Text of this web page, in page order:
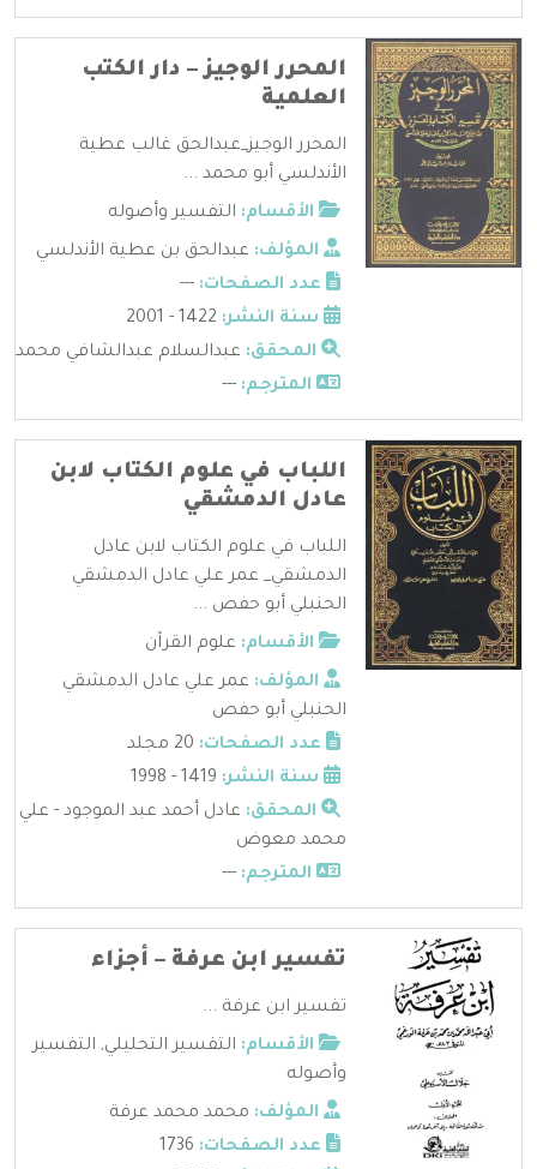
المحرر الوجيز – دار الكتب
العلمية
المحرر الوجيز_عبدالحق غالب عطية
الأندلسي أبو محمد ...
الأقسام: التفسير وأصوله
المؤلف: عبدالحق بن عطية الأندلسي
عدد الصفحات: ---
سنة النشر:
المحقق: عبدالسلام عبدالشافي محمد
المترجم: ---
اللباب في علوم الكتاب لابن
عادل الدمشقي
اللباب في علوم الكتاب لابن عادل
الدمشقي_ عمر علي عادل الدمشقي
الحنبلي أبو حفص ...
الأقسام: علوم القرآن
المؤلف: عمر علي عادل الدمشقي
الحنبلي أبو حفص
عدد الصفحات:
سنة النشر:
المحقق: عادل أحمد عبد الموجود - علي
محمد معوض
المترجم: ---
تفسير ابن عرفة – أجزاء
تفسير ابن عرفة ...
الأقسام: التفسير التحليلي, التفسير
وأصوله
المؤلف: محمد محمد عرفة
عدد الصفحات: